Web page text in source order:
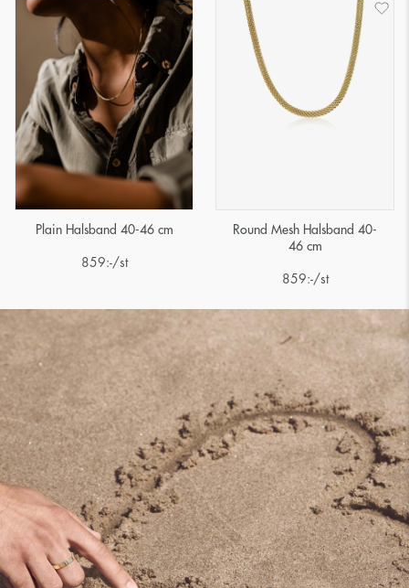
Plain Halsband 40-46 cm
859:-/st
Round Mesh Halsband 40-
46 cm
859:-/st